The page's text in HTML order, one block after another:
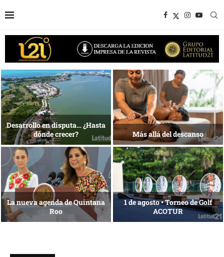
1 al 28 de agosto •
Fundación Isleña
Energía que Impulsa la
competitividad
Reconocimiento de viajeros La esencia del servicio